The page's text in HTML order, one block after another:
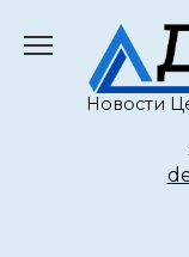
содержанию
Новости